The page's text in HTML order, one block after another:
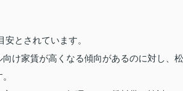
とされています。
け家賃が高くなる傾向があるのに対し、松